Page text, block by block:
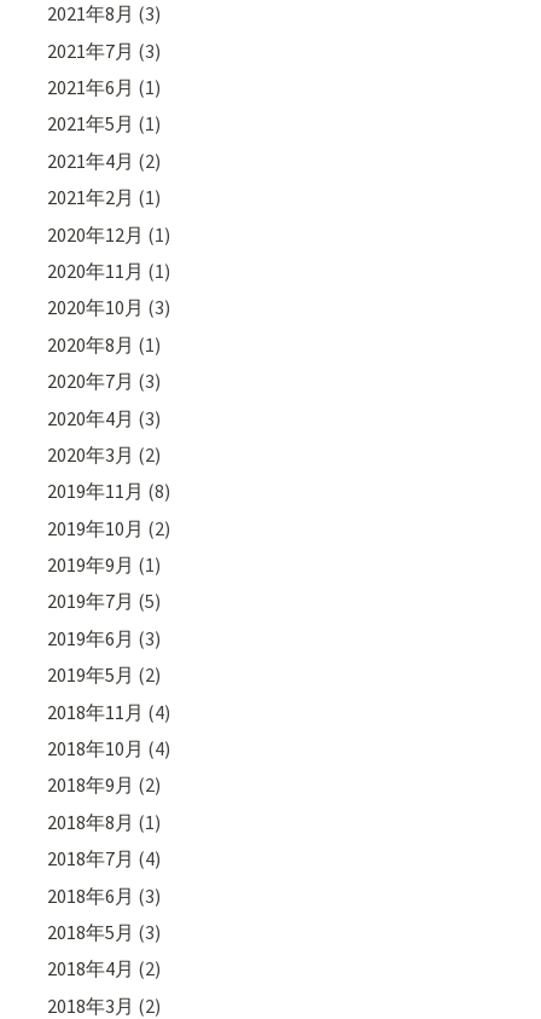
2021年8月 (3)
2021年7月 (3)
2021年6月 (1)
2021年5月 (1)
2021年4月 (2)
2021年2月 (1)
2020年12月 (1)
2020年11月 (1)
2020年10月 (3)
2020年8月 (1)
2020年7月 (3)
2020年4月 (3)
2020年3月 (2)
2019年11月 (8)
2019年10月 (2)
2019年9月 (1)
2019年7月 (5)
2019年6月 (3)
2019年5月 (2)
2018年11月 (4)
2018年10月 (4)
2018年9月 (2)
2018年8月 (1)
2018年7月 (4)
2018年6月 (3)
2018年5月 (3)
2018年4月 (2)
2018年3月 (2)